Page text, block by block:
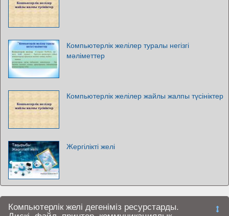
Компьютерлік желілер туралы негізгі
мәліметтер
Компьютерлік желілер жайлы жалпы түсініктер
Жергілікті желі
Компьютерлік желі дегеніміз ресурстарды.